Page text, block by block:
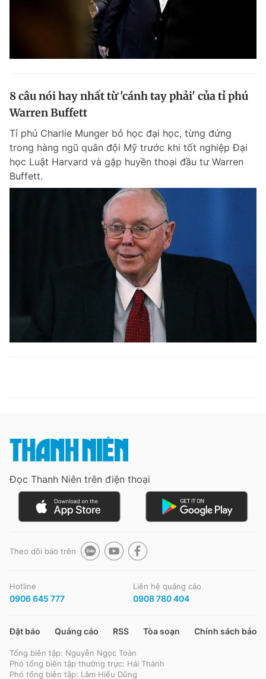
8 câu nói hay nhất từ 'cánh tay phải' của tỉ phú
Warren Buffett
Tỉ phú Charlie Munger bỏ học đại học, từng đứng
trong hàng ngũ quân đội Mỹ trước khi tốt nghiệp Đại
học Luật Harvard và gặp huyền thoại đầu tư Warren
Buffett.
Đọc Thanh Niên trên điện thoại
Theo dõi báo trên
Hotline
0906 645 777
Liên hệ quảng cáo
0908 780 404
Đặt báo Quảng cáo RSS Tòa soạn Chính sách bảo
Tổng biên tập: Nguyễn Ngọc Toàn
Phó tổng biên tập thường trực: Hải Thành
Phó tổng biên tập: Lâm Hiếu Dũng